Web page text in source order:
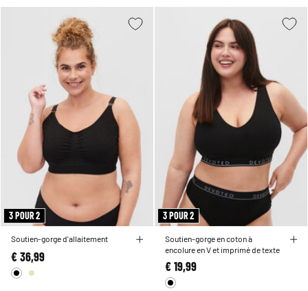
3 POUR 2
Soutien-gorge d'allaitement
€ 36,99
3 POUR 2
Soutien-gorge en coton à
encolure en V et imprimé de texte
€ 19,99